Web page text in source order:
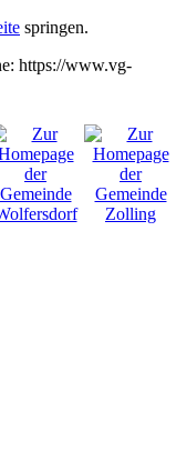
springen.
https://www.vg-